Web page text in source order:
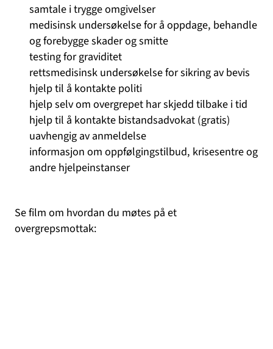
samtale i trygge omgivelser
medisinsk undersøkelse for å oppdage, behandle
og forebygge skader og smitte
testing for graviditet
rettsmedisinsk undersøkelse for sikring av bevis
hjelp til å kontakte politi
hjelp selv om overgrepet har skjedd tilbake i tid
hjelp til å kontakte bistandsadvokat (gratis)
uavhengig av anmeldelse
informasjon om oppfølgingstilbud, krisesentre og
andre hjelpeinstanser
Se film om hvordan du møtes på et
overgrepsmottak: